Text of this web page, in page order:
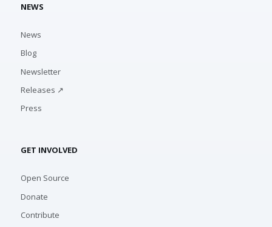
NEWS
News
Blog
Newsletter
Releases ↗
Press
GET INVOLVED
Open Source
Donate
Contribute